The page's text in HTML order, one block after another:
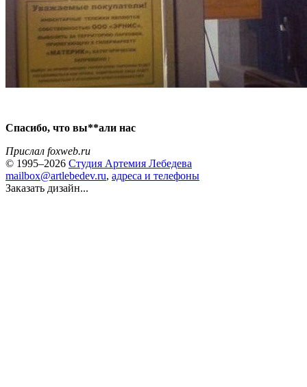
Спасибо, что вы**али нас
Прислал foxweb.ru
© 1995–2026 Студия Артемия Лебедева
mailbox@artlebedev.ru, адреса и телефоны
Заказать дизайн...